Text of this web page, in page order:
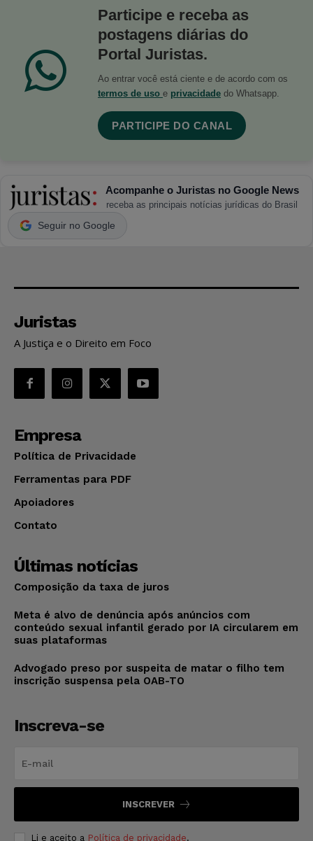
Participe e receba as
postagens diárias do
Portal Juristas.
Ao entrar você está ciente e de acordo com os
termos de uso e privacidade do Whatsapp.
PARTICIPE DO CANAL
Acompanhe o Juristas no Google News
receba as principais notícias jurídicas do Brasil
Seguir no Google
Juristas
A Justiça e o Direito em Foco
Empresa
Política de Privacidade
Ferramentas para PDF
Apoiadores
Contato
Últimas notícias
Composição da taxa de juros
Meta é alvo de denúncia após anúncios com
conteúdo sexual infantil gerado por IA circularem em
suas plataformas
Advogado preso por suspeita de matar o filho tem
inscrição suspensa pela OAB-TO
Inscreva-se
INSCREVER
Li e aceito a Política de privacidade.